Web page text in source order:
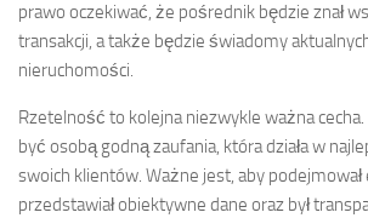
prawo oczekiwać, że pośrednik będzie znał
transakcji, a także będzie świadomy
nieruchomości.
Rzetelność to kolejna niezwykle ważna
być osobą godną zaufania, która działa w
swoich klientów. Ważne jest, aby podejmował
przedstawiał obiektywne dane oraz był